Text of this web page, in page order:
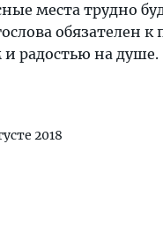
места трудно
обязателен
и радостью на душе.
2018